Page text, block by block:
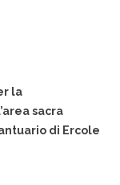
la
sacra
di Ercole